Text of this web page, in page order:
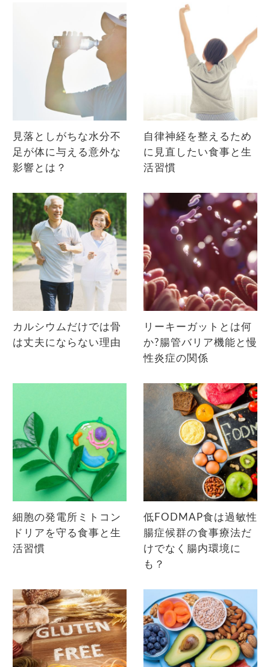
見落としがちな水分不
足が体に与える意外な
影響とは？
自律神経を整えるため
に見直したい食事と生
活習慣
カルシウムだけでは骨
は丈夫にならない理由
リーキーガットとは何
か?腸管バリア機能と慢
性炎症の関係
細胞の発電所ミトコン
ドリアを守る食事と生
活習慣
低FODMAP食は過敏性
腸症候群の食事療法だ
けでなく腸内環境に
も？